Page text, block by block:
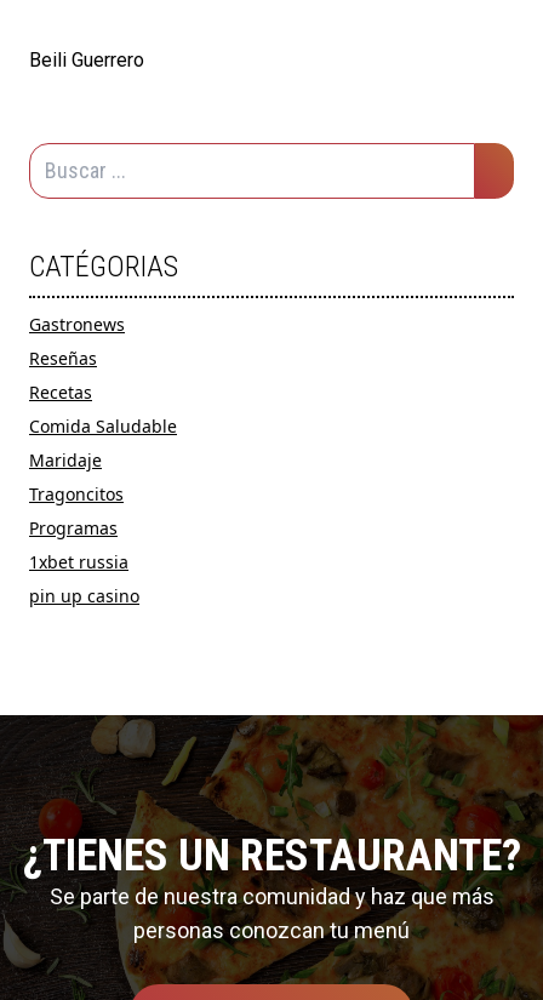
Beili Guerrero
CATÉGORIAS
Gastronews
Reseñas
Recetas
Comida Saludable
Maridaje
Tragoncitos
Programas
1xbet russia
pin up casino
¿TIENES UN RESTAURANTE?
Se parte de nuestra comunidad y haz que más
personas conozcan tu menú